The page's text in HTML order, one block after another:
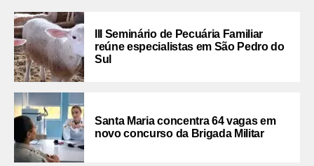
III Seminário de Pecuária Familiar
reúne especialistas em São Pedro do
Sul
Santa Maria concentra 64 vagas em
novo concurso da Brigada Militar